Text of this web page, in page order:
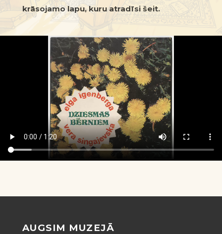
krāsojamo lapu, kuru atradīsi šeit.
AUGSIM MUZEJĀ